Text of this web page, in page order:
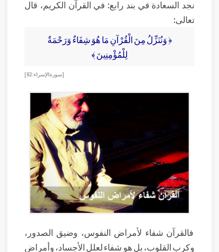
نجد السعادة في بند رابع: في القرآن الكريم، قال
تعالى:
﴿ وَنُنَزِّلُ مِنَ الْقُرْآنِ مَا هُوَ شِفَاءٌ وَرَحْمَةٌ
لِلْمُؤْمِنِينَ ﴾
[ سورة الإسراء: 82]
فالقرآن شفاء لأمراض النفوس، وضيق الصدور،
وكرب القلوب، بل هو شفاء لعلل الأجساد، وأمراض